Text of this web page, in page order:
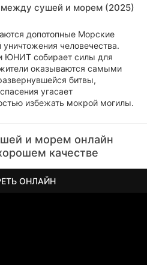
сушей и морем (2025)
допотопные Морские
человечества.
ЮНИТ собирает силы для
оказываются самыми
битвы,
угасает
избежать мокрой могилы.
и морем онлайн
качестве
ОНЛАЙН